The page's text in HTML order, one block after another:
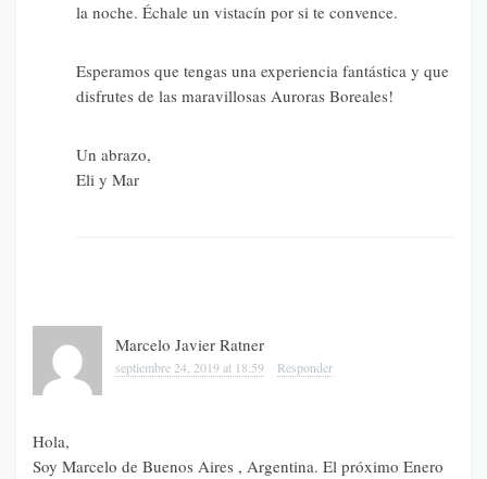
la noche. Échale un vistacín por si te convence.
Esperamos que tengas una experiencia fantástica y que
disfrutes de las maravillosas Auroras Boreales!
Un abrazo,
Eli y Mar
Marcelo Javier Ratner
septiembre 24, 2019 at 18:59 Responder
Hola,
Soy Marcelo de Buenos Aires , Argentina. El próximo Enero